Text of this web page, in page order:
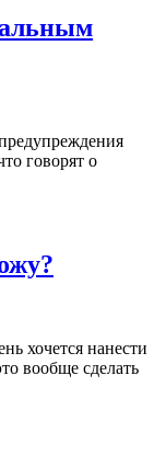
говорят о
хочется нанести
вообще сделать